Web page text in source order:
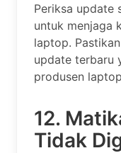
Periksa update
untuk menjaga
laptop.
update terbaru
produsen
12.
Tidak